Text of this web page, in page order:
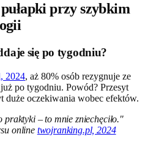
pułapki przy szybkim
się po tygodniu?
2024, aż 80% osób rezygnuje ze
po tygodniu. Powód? Przesyt
oczekiwania wobec efektów.
praktyki – to mnie zniechęciło."
online twojranking.pl, 2024